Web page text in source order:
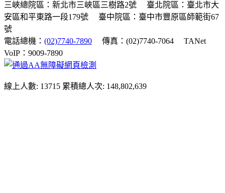
三峽總院區：新北市三峽區三樹路2號
臺北院區：臺北市大
安區和平東路一段179號
臺中院區：臺中市豐原區師範街67
號
電話總機： (02)7740-7890 傳真：(02)7740-7064
TANet
VoIP：9009-7890
線上人數: 13715 累積總人次: 148,802,639